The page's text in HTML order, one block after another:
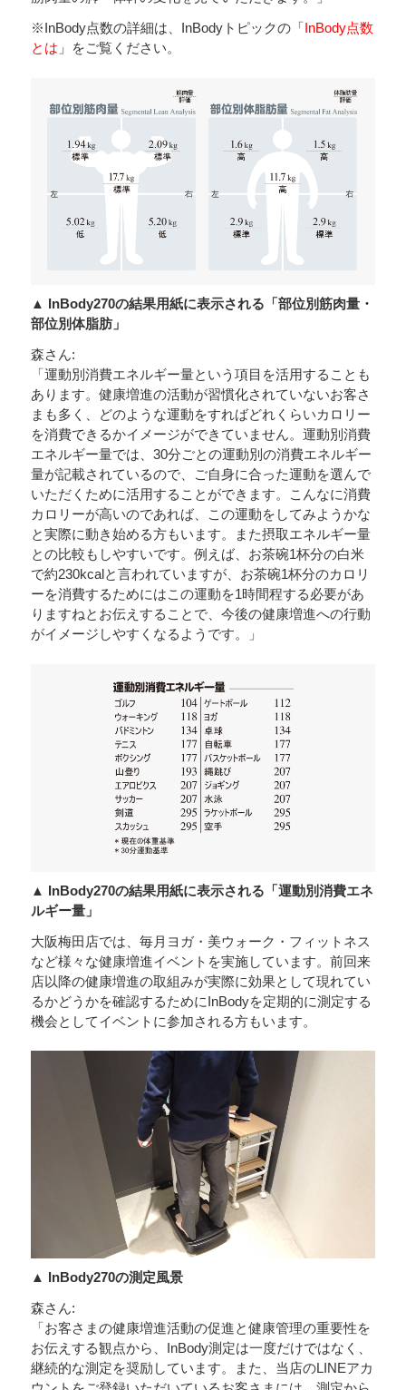
※InBody点数の詳細は、InBodyトピックの「
InBody点数
とは 」をご覧ください。
▲ InBody270の結果用紙に表示される「部位別筋肉量・
部位別体脂肪」
森さん:
「運動別消費エネルギー量という項目を活用することも
あります。健康増進の活動が習慣化されていないお客さ
まも多く、どのような運動をすればどれくらいカロリー
を消費できるかイメージができていません。運動別消費
エネルギー量では、30分ごとの運動別の消費エネルギー
量が記載されているので、ご自身に合った運動を選んで
いただくために活用することができます。こんなに消費
カロリーが高いのであれば、この運動をしてみようかな
と実際に動き始める方もいます。また摂取エネルギー量
との比較もしやすいです。例えば、お茶碗1杯分の白米
で約230kcalと言われていますが、お茶碗1杯分のカロリ
ーを消費するためにはこの運動を1時間程する必要があ
りますねとお伝えすることで、今後の健康増進への行動
がイメージしやすくなるようです。」
▲ InBody270の結果用紙に表示される「運動別消費エネ
ルギー量」
大阪梅田店では、毎月ヨガ・美ウォーク・フィットネス
など様々な健康増進イベントを実施しています。前回来
店以降の健康増進の取組みが実際に効果として現れてい
るかどうかを確認するためにInBodyを定期的に測定する
機会としてイベントに参加される方もいます。
▲ InBody270の測定風景
森さん:
「お客さまの健康増進活動の促進と健康管理の重要性を
お伝えする観点から、InBody測定は一度だけではなく、
継続的な測定を奨励しています。また、当店のLINEアカ